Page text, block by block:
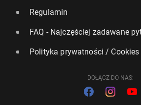
Regulamin
FAQ - Najczęściej zadawane
Polityka prywatności / Cookies
DOŁĄCZ DO NAS: